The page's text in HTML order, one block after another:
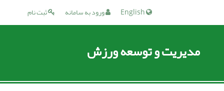
ثبت نام ورود به سامانه
مدیریت و توسعه ورزش